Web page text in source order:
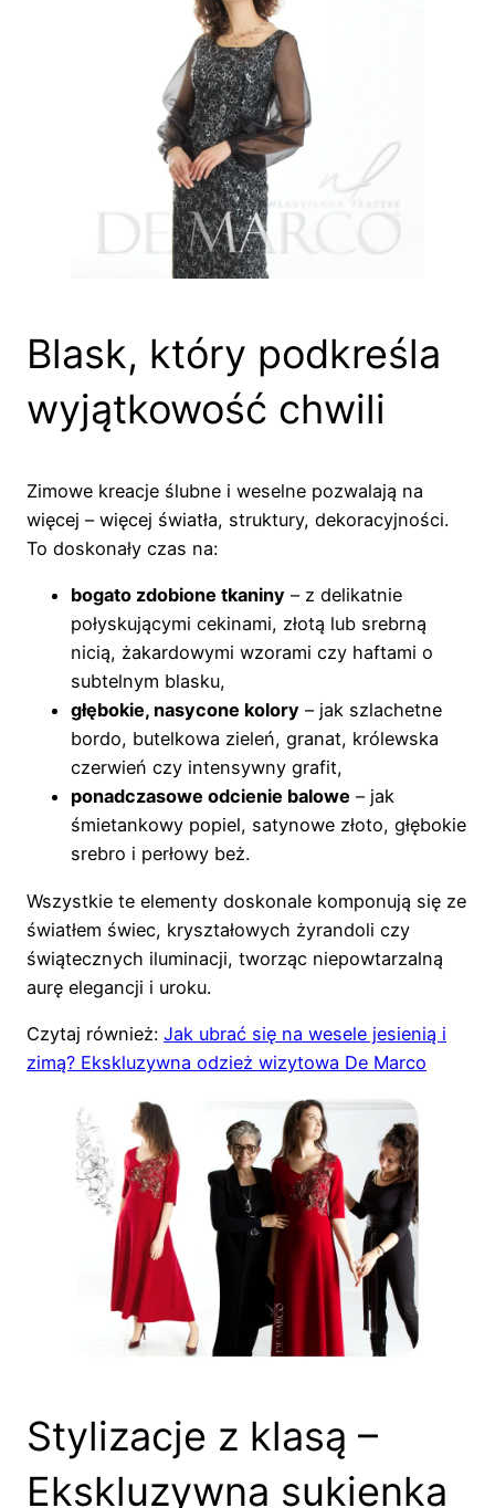
Blask, który podkreśla
wyjątkowość chwili
Zimowe kreacje ślubne i weselne pozwalają na
więcej – więcej światła, struktury, dekoracyjności.
To doskonały czas na:
bogato zdobione tkaniny – z delikatnie
połyskującymi cekinami, złotą lub srebrną
nicią, żakardowymi wzorami czy haftami o
subtelnym blasku,
głębokie, nasycone kolory – jak szlachetne
bordo, butelkowa zieleń, granat, królewska
czerwień czy intensywny grafit,
ponadczasowe odcienie balowe – jak
śmietankowy popiel, satynowe złoto, głębokie
srebro i perłowy beż.
Wszystkie te elementy doskonale komponują się ze
światłem świec, kryształowych żyrandoli czy
świątecznych iluminacji, tworząc niepowtarzalną
aurę elegancji i uroku.
Czytaj również: Jak ubrać się na wesele jesienią i
zimą? Ekskluzywna odzież wizytowa De Marco
Stylizacje z klasą –
Ekskluzywna sukienka